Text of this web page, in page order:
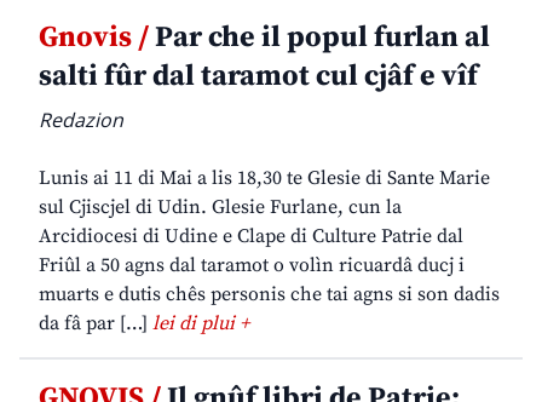
Gnovis /Par che il popul furlan al
salti fûr dal taramot cul cjâf e vîf
Redazion
Lunis ai 11 di Mai a lis 18,30 te Glesie di Sante Marie
sul Cjiscjel di Udin. Glesie Furlane, cun la
Arcidiocesi di Udine e Clape di Culture Patrie dal
Friûl a 50 agns dal taramot o volìn ricuardâ ducj i
muarts e dutis chês personis che tai agns si son dadis
da fâ par […] lei di plui +